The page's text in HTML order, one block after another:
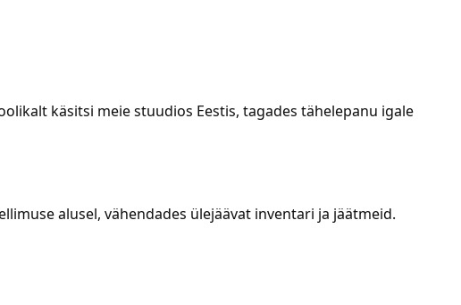
käsitsi meie stuudios Eestis, tagades tähelepanu igale
alusel, vähendades ülejäävat inventari ja jäätmeid.